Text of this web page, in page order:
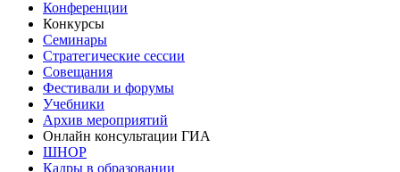
Конференции
Конкурсы
Семинары
Стратегические сессии
Совещания
Фестивали и форумы
Учебники
Архив мероприятий
Онлайн консультации ГИА
ШНОР
Кадры в образовании